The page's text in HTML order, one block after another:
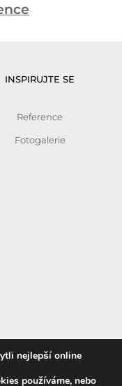
INSPIRUJTE SE
Reference
Fotogalerie
nejlepší online
používáme, nebo